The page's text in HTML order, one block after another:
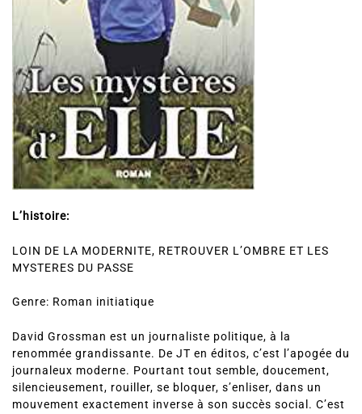
L’histoire:
LOIN DE LA MODERNITE, RETROUVER L’OMBRE ET LES
MYSTERES DU PASSE
Genre: Roman initiatique
David Grossman est un journaliste politique, à la
renommée grandissante. De JT en éditos, c’est l’apogée du
journaleux moderne. Pourtant tout semble, doucement,
silencieusement, rouiller, se bloquer, s’enliser, dans un
mouvement exactement inverse à son succès social. C’est